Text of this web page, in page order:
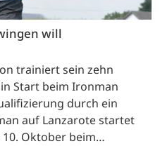
will
trainiert sein zehn
Start beim Ironman
durch ein
auf Lanzarote startet
Oktober beim…